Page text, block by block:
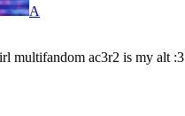
A
multifandom ac3r2 is my alt :3